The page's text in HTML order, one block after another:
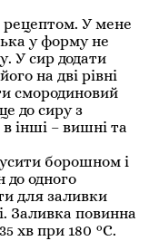
У мене
у форму не
У сир додати
на дві рівні
смородиновий
до сиру з
інші – вишні та
борошном і
до одного
для заливки
Заливка повинна
хв при 180 °С.